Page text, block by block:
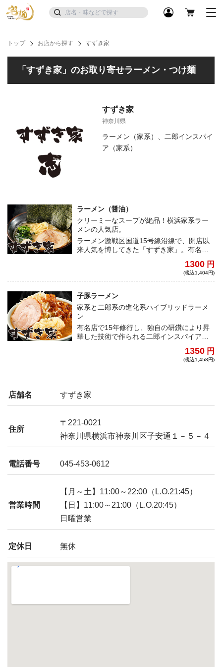
トップ お店から探す すずき家
「すずき家」のお取り寄せラーメン・つけ麺
すずき家
神奈川県
ラーメン（家系）、二郎インスパイ
ア（家系）
ラーメン（醤油）
クリーミーなスープが絶品！横浜家系ラー
メンの人気店。
ラーメン激戦区国道15号線沿線で、開店以
来人気を博してきた「すずき家」。有名店
ーメンは、強力バーナーで炊きあげられた
クリーミーな豚骨スープとキレのある醤油
杯！
1300 円
(税込1,404円)
子豚ラーメン
家系と二郎系の進化系ハイブリッドラーメ
ン
有名店で15年修行し、独自の研鑽により昇
華した技術で作られる二郎インスパイア！
1350 円
(税込1,458円)
店舗名 すずき家
住所
〒221-0021
神奈川県横浜市神奈川区子安通１－５－４
電話番号 045-453-0612
営業時間
【月～土】11:00～22:00（L.O.21:45）
【日】11:00～21:00（L.O.20:45）
日曜営業
定休日 無休